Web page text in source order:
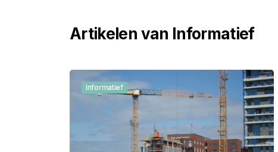
Artikelen van Informatief
Informatief